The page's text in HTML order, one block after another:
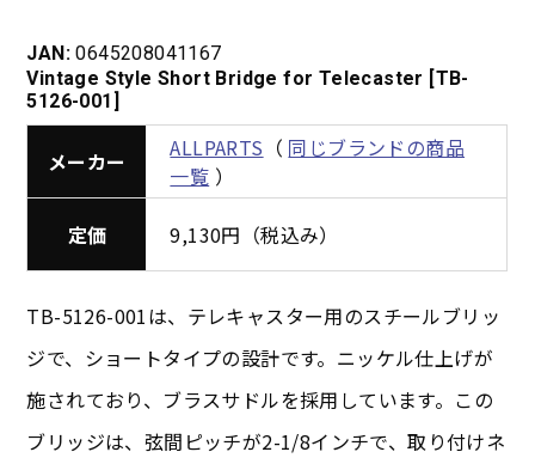
JAN: 0645208041167
Vintage Style Short Bridge for Telecaster [TB-
5126-001]
メーカー ALLPARTS （ 同じブランドの商品
一覧 ）
定価 9,130円（税込み）
TB-5126-001は、テレキャスター用のスチールブリッ
ジで、ショートタイプの設計です。ニッケル仕上げが
施されており、ブラスサドルを採用しています。この
ブリッジは、弦間ピッチが2-1/8インチで、取り付けネ